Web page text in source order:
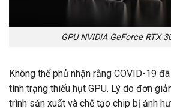
GPU NVIDIA GeForce RTX
Không thể phủ nhận rằng COVID-19
tình trạng thiếu hụt GPU. Lý do đơn
trình sản xuất và chế tạo chip bị ảnh